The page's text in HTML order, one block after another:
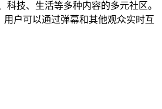
技、生活等多种内容的多元社区。
户可以通过弹幕和其他观众实时互